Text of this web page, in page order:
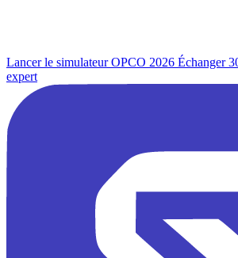
Lancer le simulateur OPCO 2026 Échanger
expert